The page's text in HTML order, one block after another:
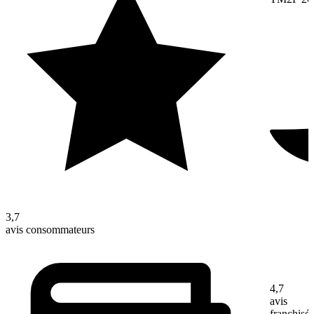
3,7
avis consommateurs
4,7
avis